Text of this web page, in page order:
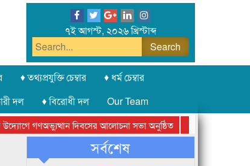
৭ই আগস্ট, ২০২৬ খ্রিস্টাব্দ
♦ তথ্যপ্রযুক্তি চেম্বার
♦ ধর্ম চেম্বার
দল ♦ বিরোধী দল
Our Team
গণঅভ্যুত্থান দিবসের আলোচনা সভা অনুষ্ঠিত
সিলেট অনলাইন
সর্বশেষ